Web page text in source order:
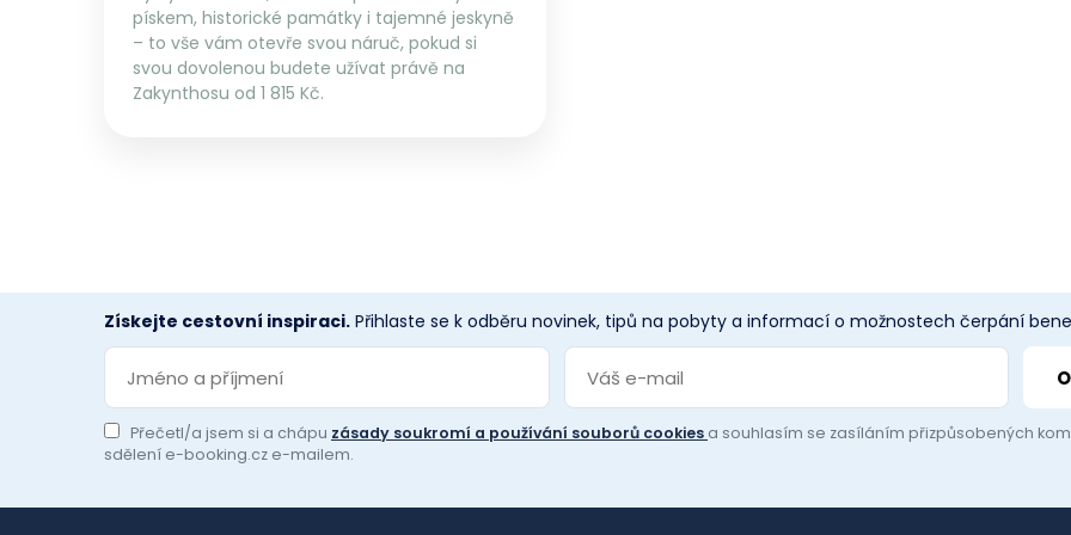
pískem, historické památky i tajemné jeskyně
– to vše vám otevře svou náruč, pokud si
svou dovolenou budete užívat právě na
Zakynthosu od 1 815 Kč.
Získejte cestovní inspiraci. Přihlaste se k odběru novinek, tipů na pobyty a informací o možnostech čerpání
Přečetl/a jsem si a chápu zásady soukromí a používání souborů cookies a souhlasím se zasíláním přizpůsobených
sdělení e-booking.cz e-mailem.